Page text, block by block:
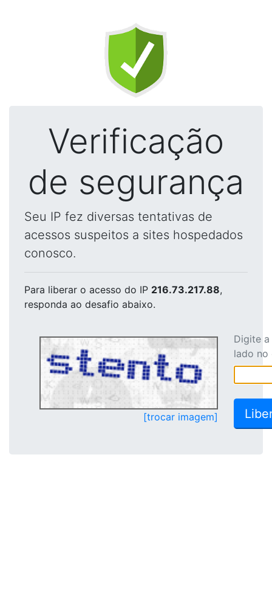
Verificação
de segurança
Seu IP fez diversas tentativas de
acessos suspeitos a sites hospedados
conosco.
Para liberar o acesso do IP 216.73.217.88,
responda ao desafio abaixo.
[trocar imagem]
Digite
lado no